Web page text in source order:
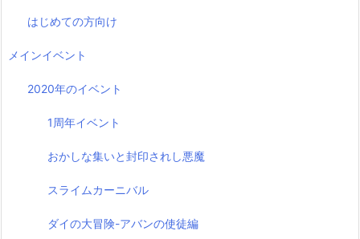
はじめての方向け
メインイベント
2020年のイベント
1周年イベント
おかしな集いと封印されし悪魔
スライムカーニバル
ダイの大冒険-アバンの使徒編